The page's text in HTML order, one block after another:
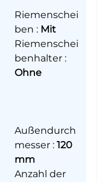
Riemenschei
ben : Mit
Riemenschei
benhalter :
Ohne
Außendurch
messer : 120
mm
Anzahl der